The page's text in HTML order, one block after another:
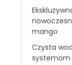
mango
Czysta
systemom